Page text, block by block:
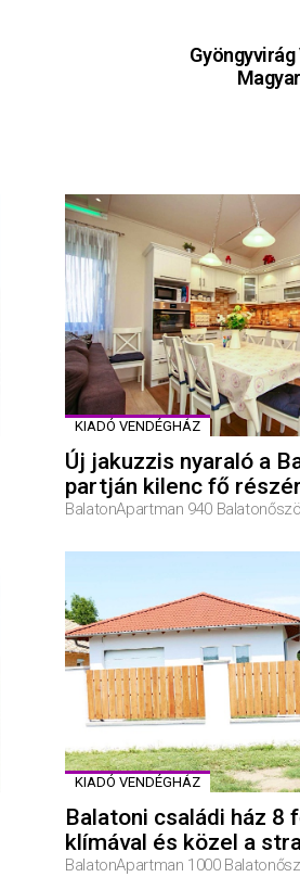
KIADÓ VENDÉGHÁZ
Új jakuzzis nyaraló a
partján kilenc fő
BalatonApartman 940
KIADÓ VENDÉGHÁZ
Balatoni családi ház 8
klímával és közel a
BalatonApartman 1000